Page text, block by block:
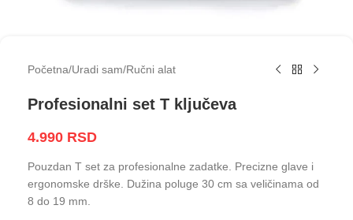
Početna/Uradi sam/Ručni alat
Profesionalni set T ključeva
4.990 RSD
Pouzdan T set za profesionalne zadatke. Precizne glave i
ergonomske drške. Dužina poluge 30 cm sa veličinama od
8 do 19 mm.